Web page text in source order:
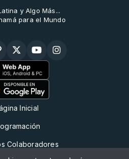
y Algo Más...
para el Mundo
Inicial
Colaboradores